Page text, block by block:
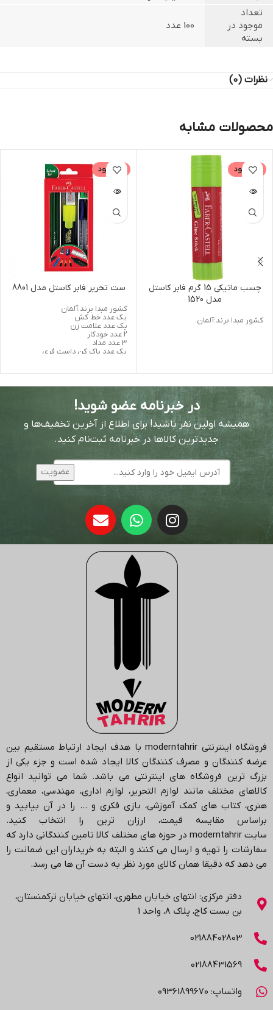
تعداد
موجود در
بسته
100 عدد
نظرات (0)
محصولات مشابه
ناموجود
چسب ماتیکی 15 گرم فابر کاستل
مدل 1520
کشور مبدا برند:آلمان
ناموجود
ست تحریر فابر کاستل مدل 8801
کشور مبدا برند:آلمان
یک عدد خط کش
یک عدد علامت زن
2 عدد خودکار
یک عدد پاک کن داست فری
در خبرنامه عضو شوید!
همیشه اولین نفر باشید! برای اطلاع از آخرین تخفیف‌ها و
جدیدترین کالاها در خبرنامه ثبت‌نام کنید.
فروشگاه اینترنتی moderntahrir با هدف ایجاد ارتباط مستقیم بین
عرضه کنندگان و مصرف کنندگان کالا ایجاد شده است و جزء یکی از
بزرگ ترین فروشگاه های اینترنتی می باشد. شما می توانید انواع
کالاهای مختلف مانند لوازم التحریر، لوازم اداری، مهندسی، معماری،
هنری، کتاب های کمک آموزشی، بازی فکری و … را در آن بیابید و
براساس مقایسه قیمت، ارزان ترین را انتخاب کنید.
سایتmoderntahrir در حوزه های مختلف کالا تامین کنندگانی دارد که
سفارشات را تهیه و ارسال می کنند و البته به خریداران این ضمانت را
می دهد که دقیقا همان کالای مورد نظر به دست آن ها می رسد.
دفتر مرکزی: انتهاي خیابان مطهری، انتهاي خیابان ترکمنستان،
بن بست کاج، پلاک ۸، واحد 1
02188402803
02188431569
واتساپ: 09361899670